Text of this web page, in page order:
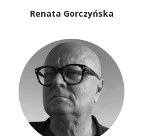
Renata Gorczyńska